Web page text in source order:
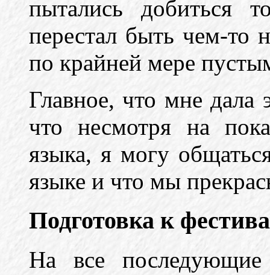
пытались добиться
перестал быть чем-то
по крайней мере
Главное, что мне дала
что несмотря на
языка, я могу
языке и что мы
Подготовка к
На все последующие